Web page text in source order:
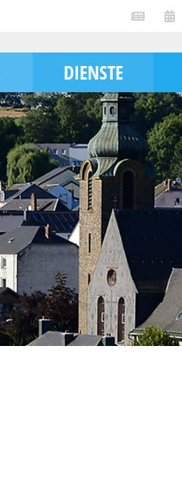
DIENSTE